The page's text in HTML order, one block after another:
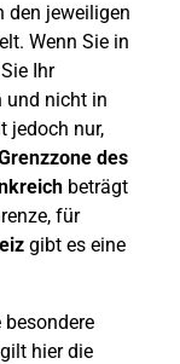
den jeweiligen
Wenn Sie in
Ihr
und nicht in
jedoch nur,
des
beträgt
für
gibt es eine
hier die